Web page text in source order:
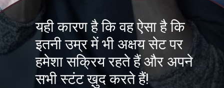
यही कारण है कि वह ऐसा है कि
इतनी उम्र में भी अक्षय सेट पर
हमेशा सक्रिय रहते हैं और अपने
सभी स्टंट ख़ुद करते हैं!